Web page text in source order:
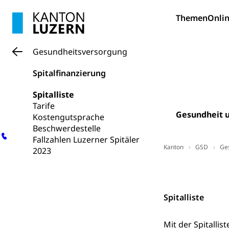
Themen
Gesundheit
Gesundheitsversorgung
Spitalfinanzierung
Spitalliste
Tarife
Kostengutsprache
Beschwerdestelle
Fallzahlen Luzerner Spitäler
2023
Kanton GSD
Spitalliste
Mit der
Gesundheit und
sichere